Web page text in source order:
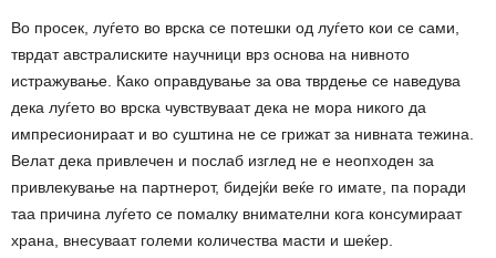
Во просек, луѓето во врска се потешки од луѓето кои се сами,
тврдат австралиските научници врз основа на нивното
истражување. Како оправдување за ова тврдење се наведува
дека луѓето во врска чувствуваат дека не мора никого да
импресионираат и во суштина не се грижат за нивната тежина.
Велат дека привлечен и послаб изглед не е неопходен за
привлекување на партнерот, бидејќи веќе го имате, па поради
таа причина луѓето се помалку внимателни кога консумираат
храна, внесуваат големи количества масти и шеќер.